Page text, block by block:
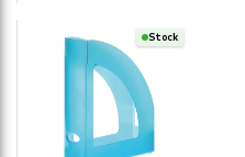
Stock